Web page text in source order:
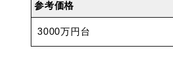
参考価格
3000万円台